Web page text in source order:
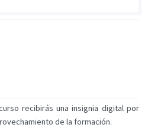
recibirás una insignia digital por
de la formación.